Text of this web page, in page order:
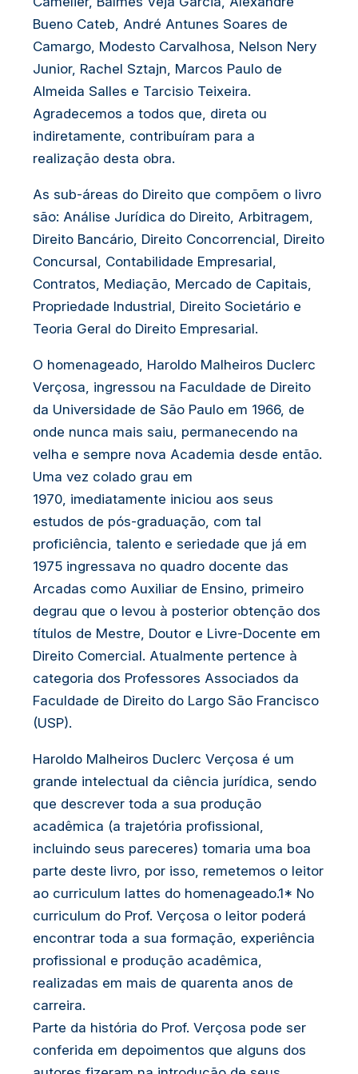
Bueno Cateb, André Antunes Soares de
Camargo, Modesto Carvalhosa, Nelson Nery
Junior, Rachel Sztajn, Marcos Paulo de
Almeida Salles e Tarcisio Teixeira.
Agradecemos a todos que, direta ou
indiretamente, contribuíram para a
realização desta obra.
As sub-áreas do Direito que compõem o livro
são: Análise Jurídica do Direito, Arbitragem,
Direito Bancário, Direito Concorrencial, Direito
Concursal, Contabilidade Empresarial,
Contratos, Mediação, Mercado de Capitais,
Propriedade Industrial, Direito Societário e
Teoria Geral do Direito Empresarial.
O homenageado, Haroldo Malheiros Duclerc
Verçosa, ingressou na Faculdade de Direito
da Universidade de São Paulo em 1966, de
onde nunca mais saiu, permanecendo na
velha e sempre nova Academia desde então.
Uma vez colado grau em
1970, imediatamente iniciou aos seus
estudos de pós-graduação, com tal
proficiência, talento e seriedade que já em
1975 ingressava no quadro docente das
Arcadas como Auxiliar de Ensino, primeiro
degrau que o levou à posterior obtenção dos
títulos de Mestre, Doutor e Livre-Docente em
Direito Comercial. Atualmente pertence à
categoria dos Professores Associados da
Faculdade de Direito do Largo São Francisco
(USP).
Haroldo Malheiros Duclerc Verçosa é um
grande intelectual da ciência jurídica, sendo
que descrever toda a sua produção
acadêmica (a trajetória profissional,
incluindo seus pareceres) tomaria uma boa
parte deste livro, por isso, remetemos o leitor
ao curriculum lattes do homenageado.1* No
curriculum do Prof. Verçosa o leitor poderá
encontrar toda a sua formação, experiência
profissional e produção acadêmica,
realizadas em mais de quarenta anos de
carreira.
Parte da história do Prof. Verçosa pode ser
conferida em depoimentos que alguns dos